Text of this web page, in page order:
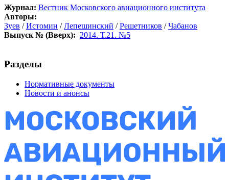
Журнал: Вестник Московского авиационного института
Авторы:
Зуев /Истомин /Лепешинский /Решетников /Чабанов
Выпуск № (Вверх): 2014. Т.21. №5
Разделы
Нормативные документы
Новости и анонсы